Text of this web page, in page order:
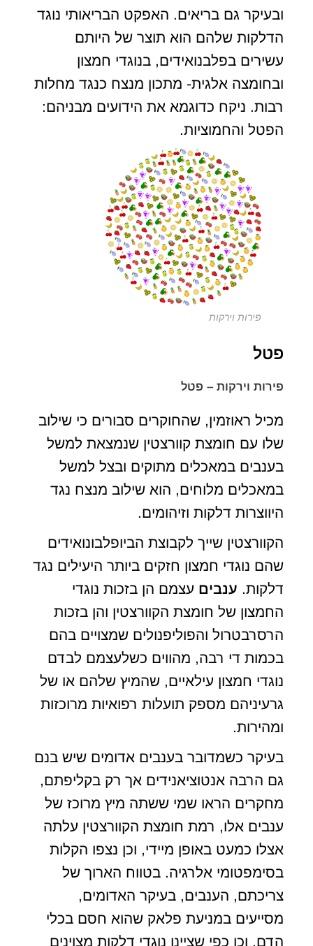
ובעיקר גם בריאים. האפקט הבריאותי נוגד
הדלקות שלהם הוא תוצר של היותם
עשירים בפלבנואידים, בנוגדי חמצון
ובחומצה אלגית- מתכון מנצח כנגד מחלות
רבות. ניקח כדוגמא את הידועים מבניהם:
הפטל והחמוציות.
פירות וירקות
פטל
פירות וירקות – פטל
מכיל ראוזמין, שהחוקרים סבורים כי שילוב
שלו עם חומצת קוורצטין שנמצאת למשל
בענבים במאכלים מתוקים ובצל למשל
במאכלים מלוחים, הוא שילוב מנצח נגד
היווצרות דלקות וזיהומים.
הקוורצטין שייך לקבוצת הביופלבונואידים
שהם נוגדי חמצון חזקים ביותר היעילים נגד
דלקות. ענבים עצמם הן בזכות נוגדי
החמצון של חומצת הקוורצטין והן בזכות
הרסרבטרול והפוליפנולים שמצויים בהם
בכמות די רבה, מהווים כשלעצמם לבדם
נוגדי חמצון עילאיים, שהמיץ שלהם או של
גרעיניהם מספק תועלות רפואיות מרוכזות
ומהירות.
בעיקר כשמדובר בענבים אדומים שיש בנם
גם הרבה אנטוציאנידים אך רק בקליפתם,
מחקרים הראו שמי ששתה מיץ מרוכז של
ענבים אלו, רמת חומצת הקוורצטין עלתה
אצלו כמעט באופן מיידי, וכן נצפו הקלות
בסימפטומי אלרגיה. בטווח הארוך של
צריכתם, הענבים, בעיקר האדומים,
מסייעים במניעת פלאק שהוא חסם בכלי
הדם, וכן כפי שציינו נוגדי דלקות מצוינים